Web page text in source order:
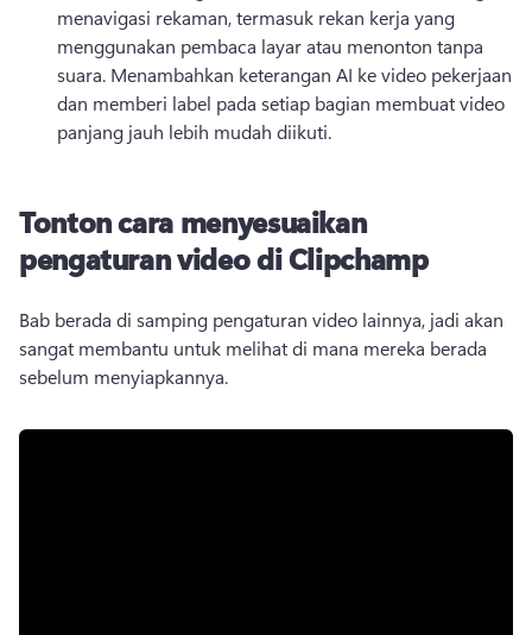
menavigasi rekaman, termasuk rekan kerja yang
menggunakan pembaca layar atau menonton tanpa
suara. Menambahkan keterangan AI ke video pekerjaan
dan memberi label pada setiap bagian membuat video
panjang jauh lebih mudah diikuti.
Tonton cara menyesuaikan
pengaturan video di Clipchamp
Bab berada di samping pengaturan video lainnya, jadi akan
sangat membantu untuk melihat di mana mereka berada
sebelum menyiapkannya.